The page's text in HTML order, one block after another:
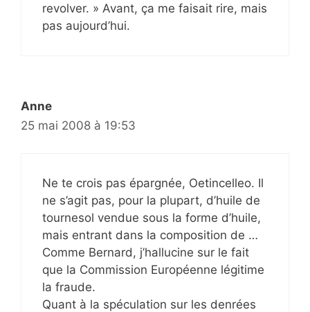
revolver. » Avant, ça me faisait rire, mais
pas aujourd’hui.
Anne
25 mai 2008 à 19:53
Ne te crois pas épargnée, Oetincelleo. Il
ne s’agit pas, pour la plupart, d’huile de
tournesol vendue sous la forme d’huile,
mais entrant dans la composition de …
Comme Bernard, j’hallucine sur le fait
que la Commission Européenne légitime
la fraude.
Quant à la spéculation sur les denrées